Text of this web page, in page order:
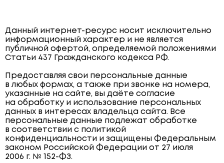
Данный интернет-ресурс носит исключительно
информационный характер и не является
публичной офертой, определяемой положениями
Статьи 437 Гражданского кодекса РФ.
Предоставляя свои персональные данные
в любых формах, а также при звонке на номера,
указанные на сайте, вы даёте согласие
на обработку и использование персональных
данных в интересах владельца сайта. Все
персональные данные подлежат обработке
в соответствии с политикой
конфиденциальности и защищены Федеральным
законом Российской Федерации от 27 июля
2006 г. № 152-ФЗ.